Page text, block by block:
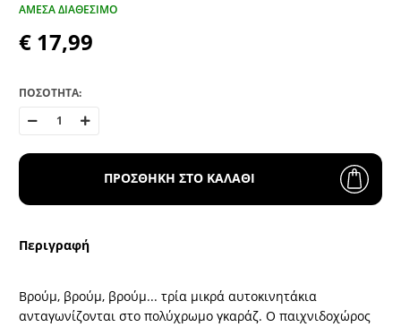
ΆΜΕΣΑ ΔΙΑΘΈΣΙΜΟ
€ 17,99
ΠΟΣΟΤΗΤΑ:
ΠΡΟΣΘΗΚΗ ΣΤΟ ΚΑΛΑΘΙ
Περιγραφή
Βρούμ, βρούμ, βρούμ... τρία μικρά αυτοκινητάκια
ανταγωνίζονται στο πολύχρωμο γκαράζ. Ο παιχνιδoχώρος